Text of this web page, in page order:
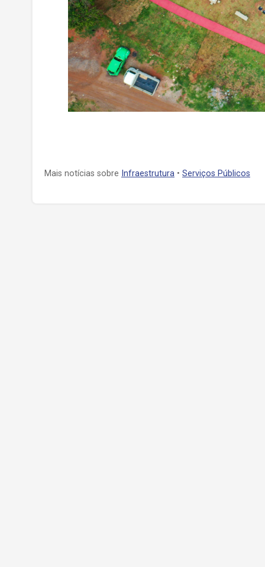
Mais notícias sobre Infraestrutura • Serviços Públicos